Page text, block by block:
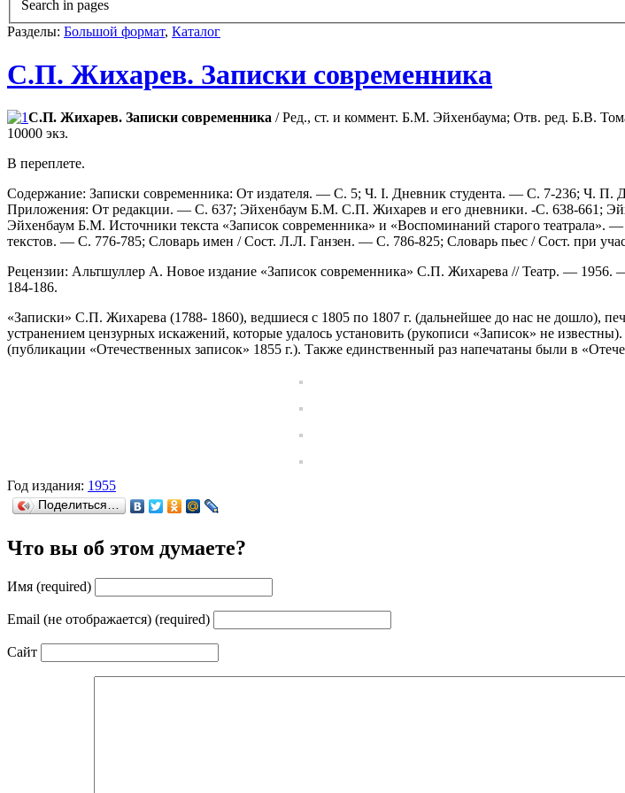
Search in pages
Разделы: Большой формат, Каталог
С.П. Жихарев. Записки современника
С.П. Жихарев. Записки современника / Ред., ст. и коммент. Б.М. Эйхенбаума; Отв. ред. Б.В.
10000 экз.
В переплете.
Содержание: Записки современника: От издателя. — С. 5; Ч. I. Дневник студента. — С. 7-236; Ч.
Приложения: От редакции. — С. 637; Эйхенбаум Б.М. С.П. Жихарев и его дневники. -С. 638-661;
Эйхенбаум Б.М. Источники текста «Записок современника» и «Воспоминаний старого
текстов. — С. 776-785; Словарь имен / Сост. Л.Л. Ганзен. — С. 786-825; Словарь пьес / Сост. при
Рецензии: Альтшуллер А. Новое издание «Записок современника» С.П. Жихарева // Театр. —
184-186.
«Записки» С.П. Жихарева (1788- 1860), ведшиеся с 1805 по 1807 г. (дальнейшее до нас не дошло),
устранением цензурных искажений, которые удалось установить (рукописи «Записок» не
(публикации «Отечественных записок» 1855 г.). Также единственный раз напечатаны были в
Год издания: 1955
Поделиться…
Что вы об этом думаете?
Имя (required)
Email (не отображается) (required)
Сайт